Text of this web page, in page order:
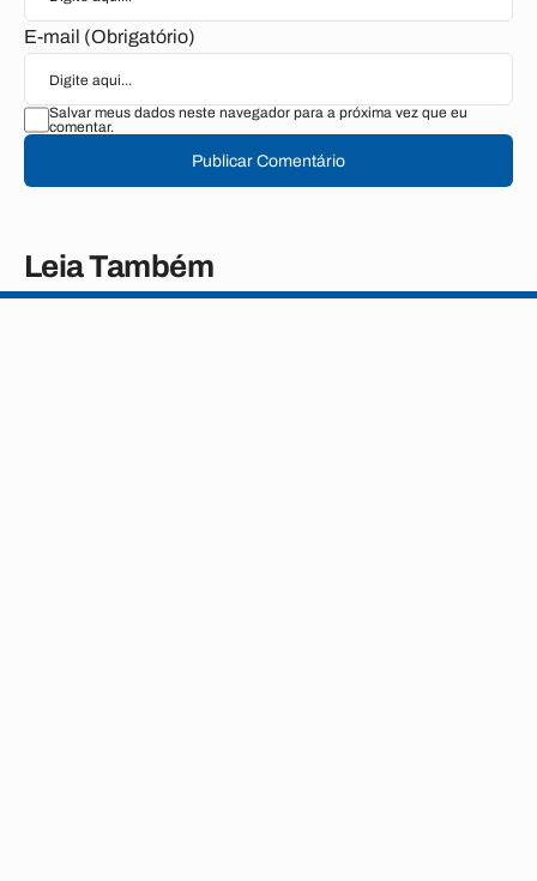
E-mail (Obrigatório)
Salvar meus dados neste navegador para a próxima vez que eu
comentar.
Publicar Comentário
Leia Também